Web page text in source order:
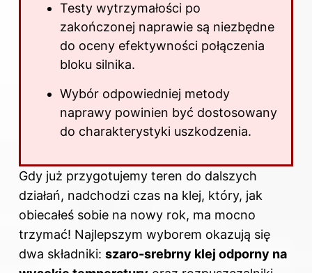
Testy wytrzymałości po
zakończonej naprawie są niezbędne
do oceny efektywności połączenia
bloku silnika.
Wybór odpowiedniej metody
naprawy powinien być dostosowany
do charakterystyki uszkodzenia.
Gdy już przygotujemy teren do dalszych
działań, nadchodzi czas na klej, który, jak
obiecałeś sobie na nowy rok, ma mocno
trzymać! Najlepszym wyborem okazują się
dwa składniki: szaro-srebrny klej odporny na